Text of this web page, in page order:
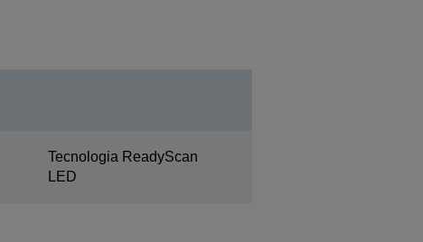
Tecnologia ReadyScan
LED